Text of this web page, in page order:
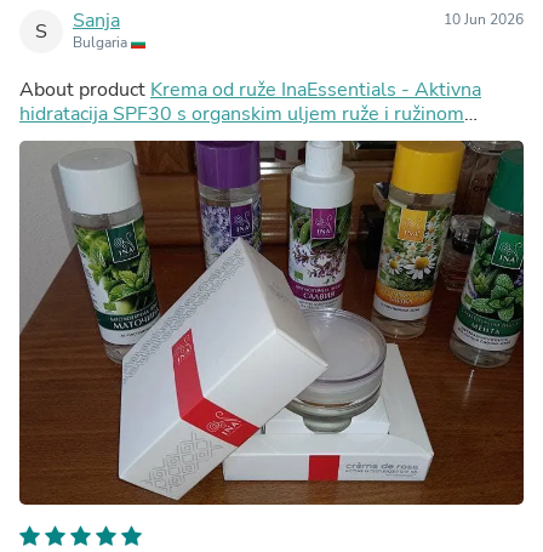
S Sanja
Bulgaria
10 Jun 2026
About product Krema od ruže InaEssentials - Aktivna
hidratacija SPF30 s organskim uljem ruže i ružinom
vodom, 2ml